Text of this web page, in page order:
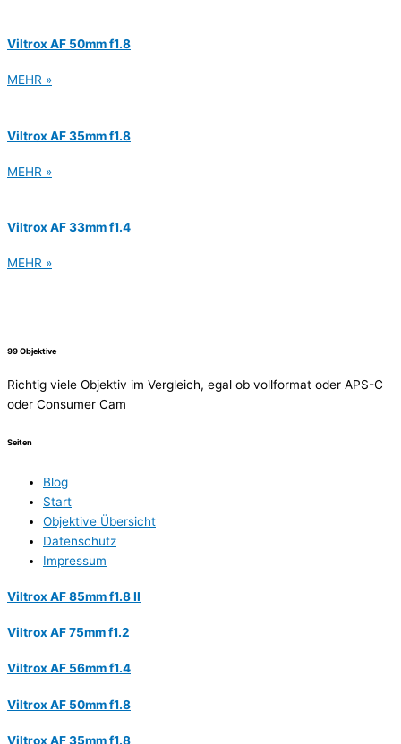
Viltrox AF 50mm f1.8
MEHR »
Viltrox AF 35mm f1.8
MEHR »
Viltrox AF 33mm f1.4
MEHR »
99 Objektive
Richtig viele Objektiv im Vergleich, egal ob vollformat oder APS-C
oder Consumer Cam
Seiten
Blog
Start
Objektive Übersicht
Datenschutz
Impressum
Viltrox AF 85mm f1.8 II
Viltrox AF 75mm f1.2
Viltrox AF 56mm f1.4
Viltrox AF 50mm f1.8
Viltrox AF 35mm f1.8